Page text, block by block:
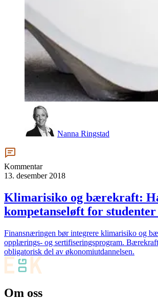
Nanna Ringstad
Kommentar
13. desember 2018
Klimarisiko og bærekraft:
kompetanseløft for studenter
Finansnæringen bør integrere klimarisiko og
opplærings‐ og sertifiseringsprogram.
obligatorisk del av økonomiutdannelsen.
Om oss